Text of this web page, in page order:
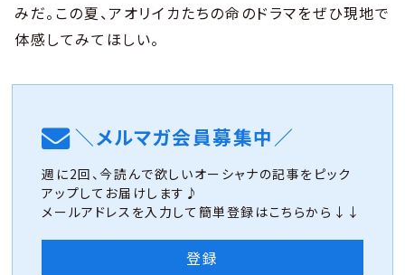
みだ。この夏、アオリイカたちの命のドラマをぜひ現地で
体感してみてほしい。
＼メルマガ会員募集中／
週に2回、今読んで欲しいオーシャナの記事をピック
アップしてお届けします♪
メールアドレスを入力して簡単登録はこちらから↓↓
登録